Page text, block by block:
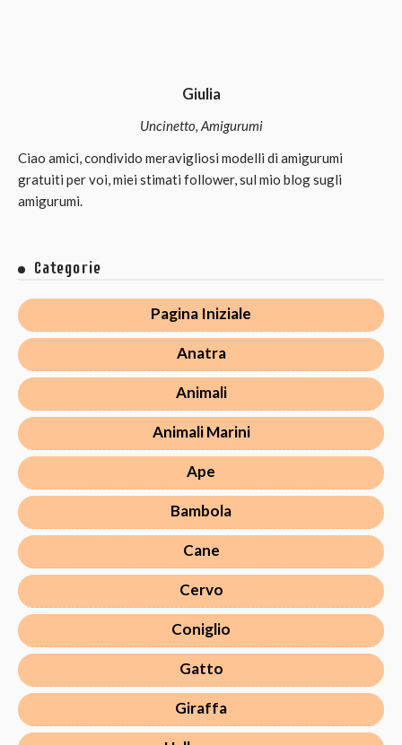
Giulia
Uncinetto, Amigurumi
Ciao amici, condivido meravigliosi modelli di amigurumi
gratuiti per voi, miei stimati follower, sul mio blog sugli
amigurumi.
Categorie
Pagina Iniziale
Anatra
Animali
Animali Marini
Ape
Bambola
Cane
Cervo
Coniglio
Gatto
Giraffa